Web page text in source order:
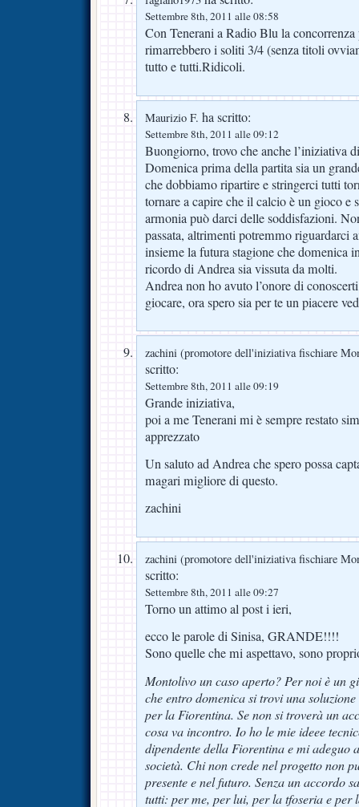
Settembre 8th, 2011 alle 08:58
Con Tenerani a Radio Blu la concorrenza
rimarrebbero i soliti 3/4 (senza titoli
tutto e tutti.Ridicoli.
Maurizio F. ha scritto:
Settembre 8th, 2011 alle 09:12
Buongiorno, trovo che anche l’iniziativa
Domenica prima della partita sia un
che dobbiamo ripartire e stringerci tutti
tornare a capire che il calcio è un gioco e
armonia può darci delle soddisfazioni.
passata, altrimenti potremmo riguardarci
insieme la futura stagione che domenica
ricordo di Andrea sia vissuta da molti.
Andrea non ho avuto l’onore di
giocare, ora spero sia per te un piacere
zachini (promotore dell'iniziativa fischiare
scritto:
Settembre 8th, 2011 alle 09:19
Grande iniziativa,
poi a me Tenerani mi è sempre restato
apprezzato
Un saluto ad Andrea che spero possa
magari migliore di questo.
zachini
zachini (promotore dell'iniziativa fischiare
scritto:
Settembre 8th, 2011 alle 09:27
Torno un attimo al post i ieri,
ecco le parole di Sinisa, GRANDE!!!!
Sono quelle che mi aspettavo, sono
Montolivo un caso aperto? Per noi è un
che entro domenica si trovi una
per la Fiorentina. Se non si troverà un
cosa va incontro. Io ho le mie ideee
dipendente della Fiorentina e mi adeguo
società. Chi non crede nel progetto non
presente e nel futuro. Senza un accordo
tutti: per me, per lui, per la tfoseria e per